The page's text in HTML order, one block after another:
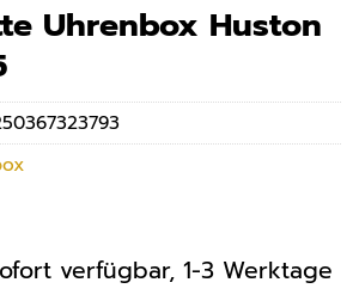
Uhrenbox Huston
verfügbar, 1-3 Werktage